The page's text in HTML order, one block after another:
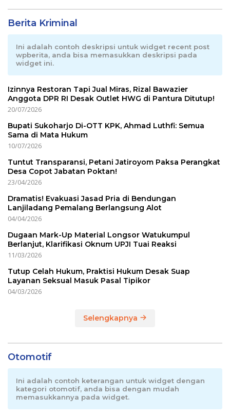
Berita Kriminal
Ini adalah contoh deskripsi untuk widget recent post
wpberita, anda bisa memasukkan deskripsi pada
widget ini.
Izinnya Restoran Tapi Jual Miras, Rizal Bawazier
Anggota DPR RI Desak Outlet HWG di Pantura Ditutup!
20/07/2026
Bupati Sukoharjo Di-OTT KPK, Ahmad Luthfi: Semua
Sama di Mata Hukum
10/07/2026
Tuntut Transparansi, Petani Jatiroyom Paksa Perangkat
Desa Copot Jabatan Poktan!
23/04/2026
Dramatis! Evakuasi Jasad Pria di Bendungan
Lanjiladang Pemalang Berlangsung Alot
04/04/2026
Dugaan Mark-Up Material Longsor Watukumpul
Berlanjut, Klarifikasi Oknum UPJI Tuai Reaksi
11/03/2026
Tutup Celah Hukum, Praktisi Hukum Desak Suap
Layanan Seksual Masuk Pasal Tipikor
04/03/2026
Selengkapnya
Otomotif
Ini adalah contoh keterangan untuk widget dengan
kategori otomotif, anda bisa dengan mudah
memasukkannya pada widget.